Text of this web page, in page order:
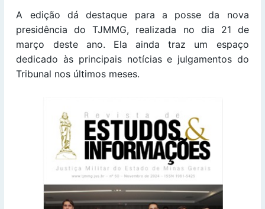
A edição dá destaque para a posse da nova
presidência do TJMMG, realizada no dia 21 de
março deste ano. Ela ainda traz um espaço
dedicado às principais notícias e julgamentos do
Tribunal nos últimos meses.